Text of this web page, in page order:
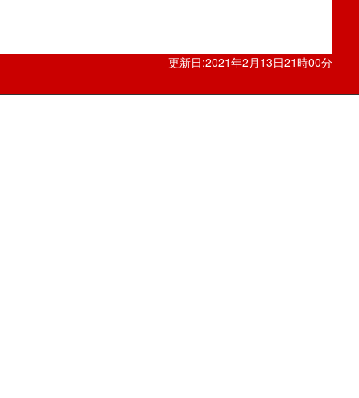
更新日:2021年2月13日21時00分